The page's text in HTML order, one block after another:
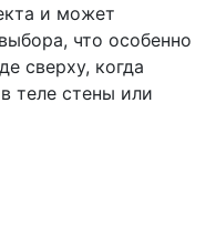
и может
что особенно
сверху, когда
теле стены или